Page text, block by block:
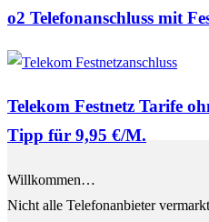
o2 Telefonanschluss mit
Telekom Festnetz Tarife
Tipp für 9,95 €/M.
Willkommen…
Nicht alle Telefonanbieter